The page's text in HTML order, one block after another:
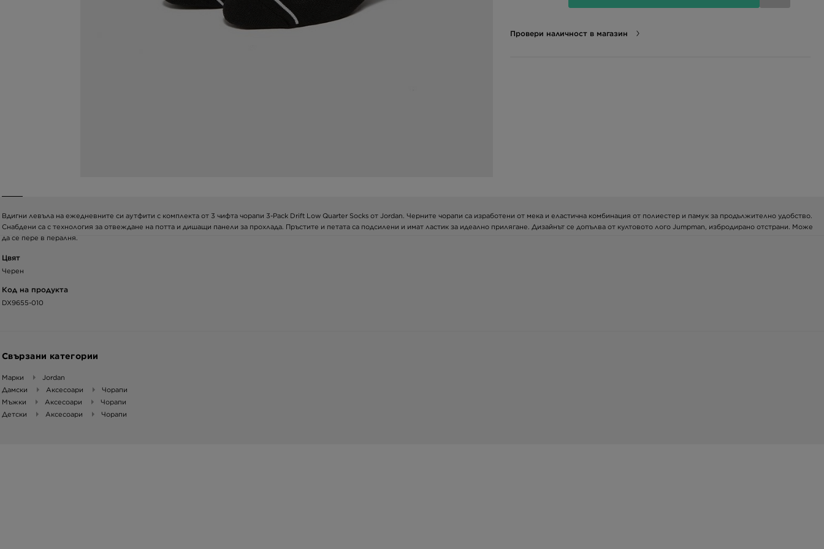
Провери наличност в магазин
Вдигни левъла на ежедневните си аутфити с комплекта от 3 чифта чорапи 3-Pack Drift Low Quarter Socks от Jordan. Черните чорапи са изработени от мека и еластична комбинация от полиестер и памук за продължително удобство.
Снабдени са с технология за отвеждане на потта и дишащи панели за прохлада. Пръстите и петата са подсилени и имат ластик за идеално прилягане. Дизайнът се допълва от култовото лого Jumpman, избродирано отстрани. Може
да се пере в пералня.
Цвят
Черен
Код на продукта
DX9655-010
Свързани категории
Марки
Jordan
Дамски
Аксесоари
Чорапи
Мъжки
Аксесоари
Чорапи
Детски
Аксесоари Чорапи